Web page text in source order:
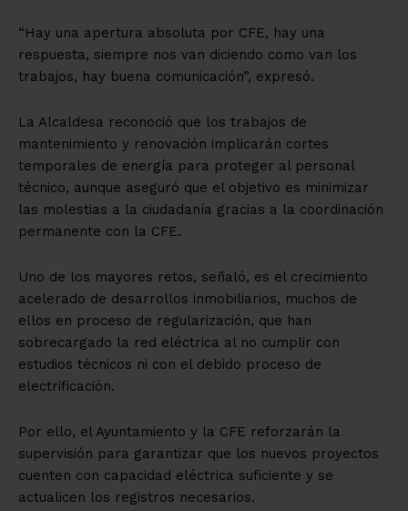
“Hay una apertura absoluta por CFE, hay una
respuesta, siempre nos van diciendo como van los
trabajos, hay buena comunicación”, expresó.
La Alcaldesa reconoció que los trabajos de
mantenimiento y renovación implicarán cortes
temporales de energía para proteger al personal
técnico, aunque aseguró que el objetivo es minimizar
las molestias a la ciudadanía gracias a la coordinación
permanente con la CFE.
Uno de los mayores retos, señaló, es el crecimiento
acelerado de desarrollos inmobiliarios, muchos de
ellos en proceso de regularización, que han
sobrecargado la red eléctrica al no cumplir con
estudios técnicos ni con el debido proceso de
electrificación.
Por ello, el Ayuntamiento y la CFE reforzarán la
supervisión para garantizar que los nuevos proyectos
cuenten con capacidad eléctrica suficiente y se
actualicen los registros necesarios.